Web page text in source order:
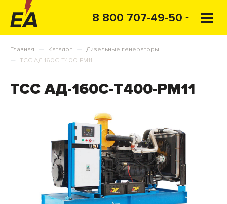
8 800 707-49-50
Главная — Каталог — Дизельные генераторы
— ТСС АД-160С-Т400-РМ11
ТСС АД-160С-Т400-РМ11